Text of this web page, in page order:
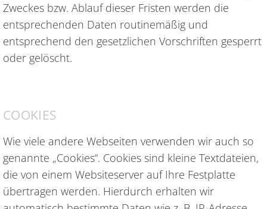
Zweckes bzw. Ablauf dieser Fristen werden die
entsprechenden Daten routinemäßig und
entsprechend den gesetzlichen Vorschriften gesperrt
oder gelöscht.
COOKIES
Wie viele andere Webseiten verwenden wir auch so
genannte „Cookies“. Cookies sind kleine Textdateien,
die von einem Websiteserver auf Ihre Festplatte
übertragen werden. Hierdurch erhalten wir